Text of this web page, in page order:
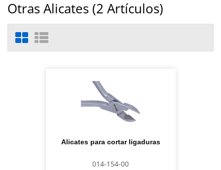
Otras Alicates (2 Artículos)
Alicates para cortar ligaduras
014-154-00